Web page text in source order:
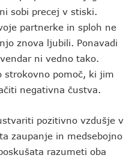
sobi precej v stiski.
partnerke in sploh ne
znova ljubili. Ponavadi
ni vedno tako.
strokovno pomoč, ki jim
negativna čustva.
pozitivno vzdušje v
zaupanje in medsebojno
razumeti oba